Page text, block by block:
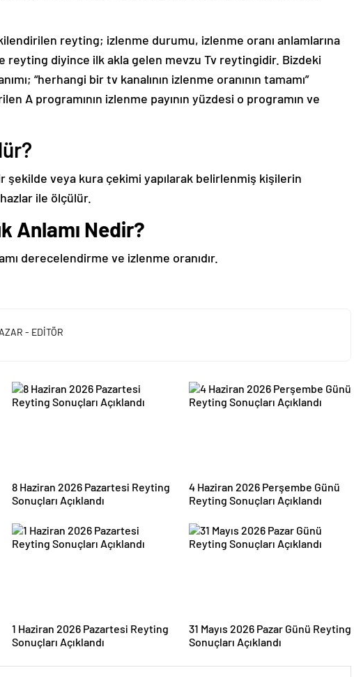
reyting; izlenme durumu, izlenme oranı anlamlarına
reyting diyince ilk akla gelen mevzu Tv reytingidir. Bizdeki
“herhangi bir tv kanalının izlenme oranının tamamı”
A programının izlenme payının yüzdesi o programın ve
veya kura çekimi yapılarak belirlenmiş kişilerin
ile ölçülür.
Anlamı Nedir?
derecelendirme ve izlenme oranıdır.
- EDİTÖR
8 Haziran 2026 Pazartesi Reyting
Sonuçları Açıklandı
4 Haziran 2026 Perşembe Günü
Reyting Sonuçları Açıklandı
1 Haziran 2026 Pazartesi Reyting
Sonuçları Açıklandı
31 Mayıs 2026 Pazar Günü Reyting
Sonuçları Açıklandı